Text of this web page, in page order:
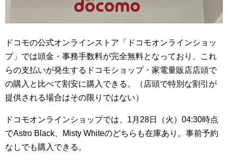
ドコモの公式オンラインストア「ドコモオンラインショッ
プ」では頭金・事務手数料が完全無料となっており、これ
らの支払いが発生するドコモショップ・家電量販店店頭で
の購入と比べて割安に購入できる。（店頭で特別な割引が
提供される場合はその限りではない）
ドコモオンラインショップでは、1月28日（火）04:30時点
でAstro Black、Misty Whiteのどちらも在庫あり。事前予約
なしでも購入できる。